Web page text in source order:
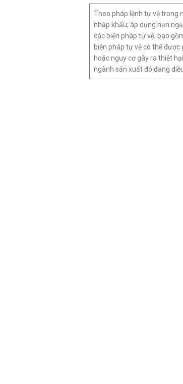
Theo pháp lệnh tự vệ trong
nhập khẩu; áp dụng hạn
các biện pháp tự vệ, bao
biện pháp tự vệ có thể
hoặc nguy cơ gây ra thiệt
ngành sản xuất đó đang